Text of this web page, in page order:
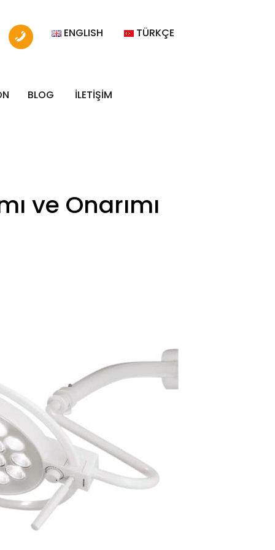
ENGLISH TÜRKÇE
BLOG İLETİŞİM
ve Onarımı